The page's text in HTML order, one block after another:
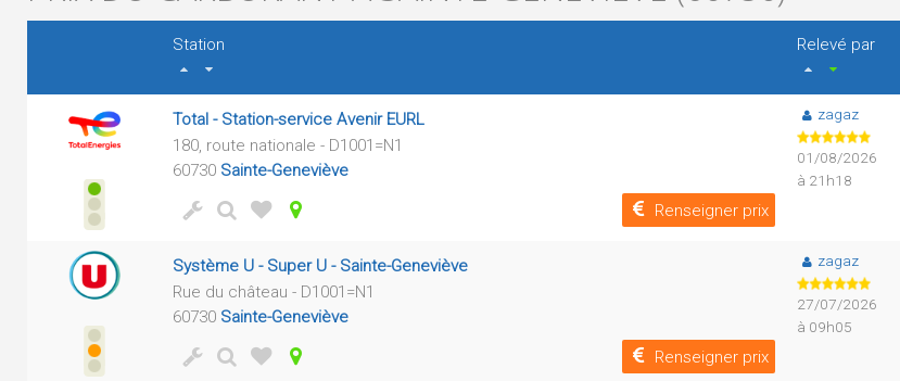
Station
Relevé par
Total - Station-service Avenir EURL
180, route nationale - D1001=N1
60730 Sainte-Geneviève
Renseigner prix
zagaz
01/08/2026
à 21h18
Système U - Super U - Sainte-Geneviève
Rue du château - D1001=N1
60730 Sainte-Geneviève
Renseigner prix
zagaz
27/07/2026
à 09h05